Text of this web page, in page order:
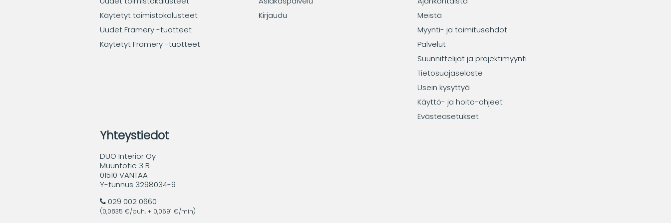
Käytetyt toimistokalusteet
Uudet Framery -tuotteet
Käytetyt Framery -tuotteet
Kirjaudu
Meistä
Myynti- ja toimitusehdot
Palvelut
Suunnittelijat ja projektimyynti
Tietosuojaseloste
Usein kysyttyä
Käyttö- ja hoito-ohjeet
Evästeasetukset
Yhteystiedot
DUO Interior Oy
Muuntotie 3 B
01510 VANTAA
Y-tunnus 3298034-9
029 002 0660
(0,0835 €/puh, + 0,0691 €/min)